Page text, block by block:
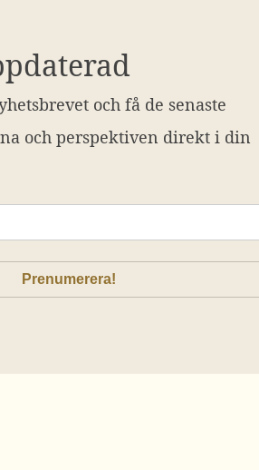
och få de senaste
och perspektiven direkt i din